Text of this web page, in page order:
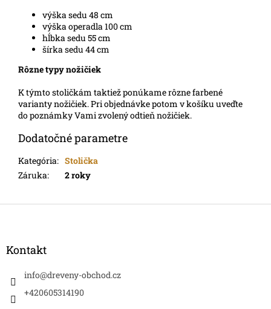
výška sedu 48 cm
výška operadla 100 cm
hĺbka sedu 55 cm
šírka sedu 44 cm
Rôzne typy nožičiek
K týmto stoličkám taktiež ponúkame rôzne farbené
varianty nožičiek. Pri objednávke potom v košíku uveďte
do poznámky Vami zvolený odtieň nožičiek.
Dodatočné parametre
Kategória: Stolička
Záruka: 2 roky
Kontakt
info@dreveny-obchod.cz
+420605314190